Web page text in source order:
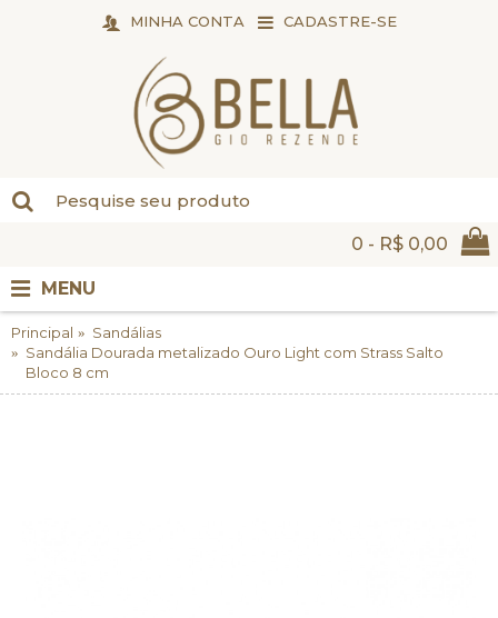
MINHA CONTA CADASTRE-SE
0 - R$ 0,00
MENU
Principal
Sandálias
Sandália Dourada metalizado Ouro Light com Strass Salto
Bloco 8 cm